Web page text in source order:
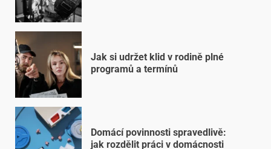
Jak si udržet klid v rodině plné
programů a termínů
Domácí povinnosti spravedlivě:
jak rozdělit práci v domácnosti